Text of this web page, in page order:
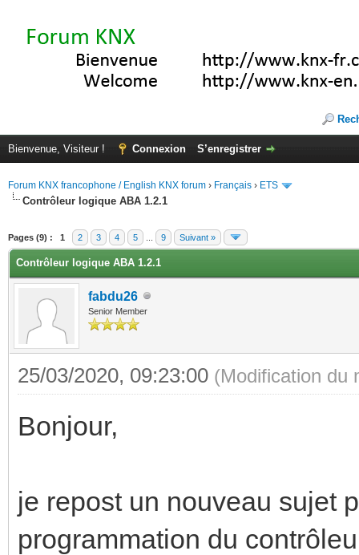
Bienvenue, Visiteur ! Connexion S’enregistrer
Forum KNX francophone / English KNX forum › Français › ETS
Contrôleur logique ABA 1.2.1
Pages (9) : 1 2 3 4 5 9 Suivant »
Contrôleur logique ABA 1.2.1
fabdu26
Senior Member
25/03/2020, 09:23:00 (Modification du
Bonjour,
je repost un nouveau sujet
programmation du